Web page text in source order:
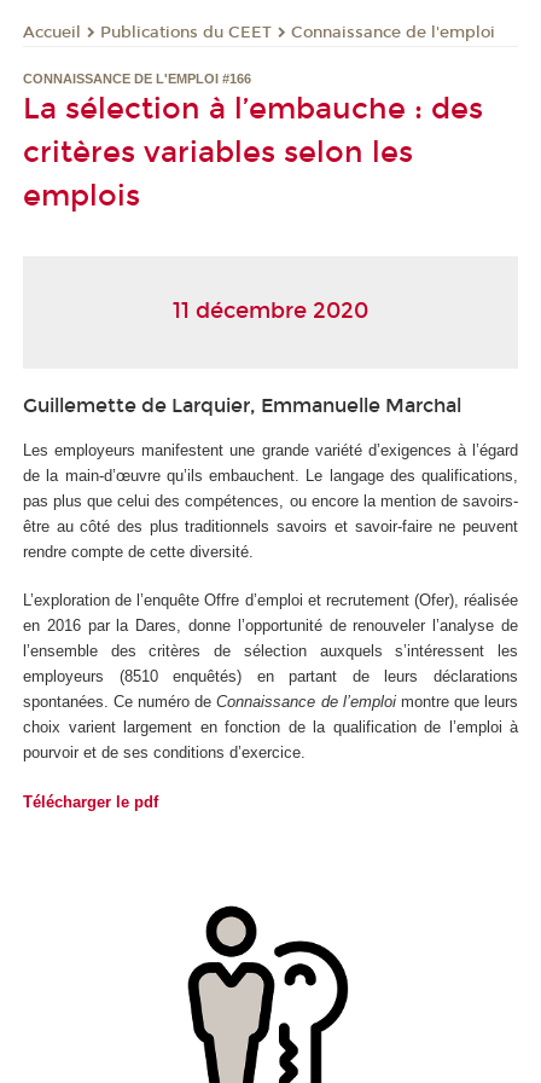
Accueil Publications du CEET Connaissance de l'emploi
CONNAISSANCE DE L'EMPLOI #166
La sélection à l’embauche : des
critères variables selon les
emplois
11 décembre 2020
Guillemette de Larquier, Emmanuelle Marchal
Les employeurs manifestent une grande variété d’exigences à l’égard
de la main-d’œuvre qu’ils embauchent. Le langage des qualifications,
pas plus que celui des compétences, ou encore la mention de savoirs-
être au côté des plus traditionnels savoirs et savoir-faire ne peuvent
rendre compte de cette diversité.
L’exploration de l’enquête Offre d’emploi et recrutement (Ofer), réalisée
en 2016 par la Dares, donne l’opportunité de renouveler l’analyse de
l’ensemble des critères de sélection auxquels s’intéressent les
employeurs (8510 enquêtés) en partant de leurs déclarations
spontanées. Ce numéro deConnaissance de l’emploimontre que leurs
choix varient largement en fonction de la qualification de l’emploi à
pourvoir et de ses conditions d’exercice.
Télécharger le pdf